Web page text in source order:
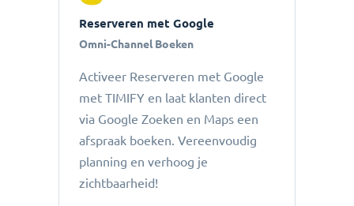
Reserveren met Google
Omni-Channel Boeken
Activeer Reserveren met Google
met TIMIFY en laat klanten direct
via Google Zoeken en Maps een
afspraak boeken. Vereenvoudig
planning en verhoog je
zichtbaarheid!